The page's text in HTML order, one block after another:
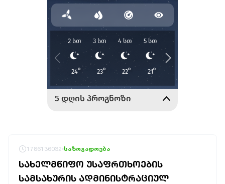
1786136032 საზოგადოება
ᲡᲐᲮᲔᲚᲛᲬᲘᲤᲝ ᲣᲡᲐᲤᲠᲗᲮᲝᲔᲑᲘᲡ
ᲡᲐᲛᲡᲐᲮᲣᲠᲘᲡ ᲐᲓᲛᲘᲜᲘᲡᲢᲠᲐᲪᲘᲣᲚ